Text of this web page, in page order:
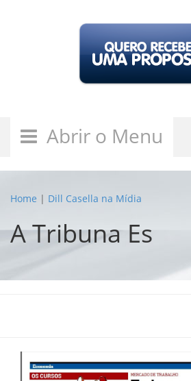
Abrir o Menu
Home | Dill Casella na Mídia
A Tribuna Es